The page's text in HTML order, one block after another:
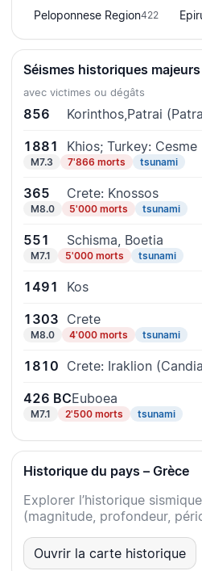
Peloponnese Region422
Séismes historiques majeurs
avec victimes ou dégâts
856 Korinthos,Patrai
1881 Khios; Turkey: Cesme
M7.3 7'866 morts tsunami
365 Crete: Knossos
M8.0 5'000 morts tsunami
551 Schisma, Boetia
M7.1 5'000 morts tsunami
1491 Kos
1303 Crete
M8.0 4'000 morts tsunami
1810 Crete: Iraklion
426 BCEuboea
M7.1 2'500 morts tsunami
Historique du pays – Grèce
Explorer l’historique
(magnitude, profondeur,
Ouvrir la carte historique